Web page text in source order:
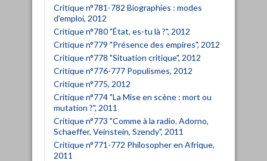
Critique n°781-782 Biographies : modes
d'emploi, 2012
Critique n°780 "État, es-tu là ?", 2012
Critique n°779 "Présence des empires", 2012
Critique n°778 "Situation critique", 2012
Critique n°776-777 Populismes, 2012
Critique n°775, 2012
Critique n°774 "La Mise en scène : mort ou
mutation ?", 2011
Critique n°773 "Comme à la radio. Adorno,
Schaeffer, Veinstein, Szendy", 2011
Critique n°771-772 Philosopher en Afrique,
2011